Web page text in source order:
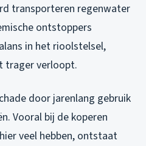
transporteren regenwater
ontstoppers
in het rioolstelsel,
trager verloopt.
door jarenlang gebruik
Vooral bij de koperen
veel hebben, ontstaat